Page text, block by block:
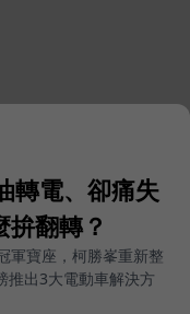
轉電、卻痛失
翻轉？
軍寶座，柯勝峯重新整
推出3大電動車解決方